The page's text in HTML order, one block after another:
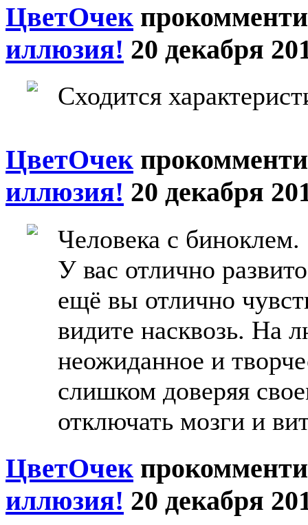
ЦветOчек
иллюзия! 20 декабря
Сходится
ЦветOчек
иллюзия! 20 декабря
Человека с биноклем.
У вас отлично
ещё вы отлично
видите насквозь. На
неожиданное и
слишком доверяя
отключать мозги и
ЦветOчек
иллюзия! 20 декабря